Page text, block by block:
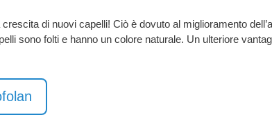
di nuovi capelli! Ciò è dovuto al miglioramento
sono folti e hanno un colore naturale. Un ulteriore